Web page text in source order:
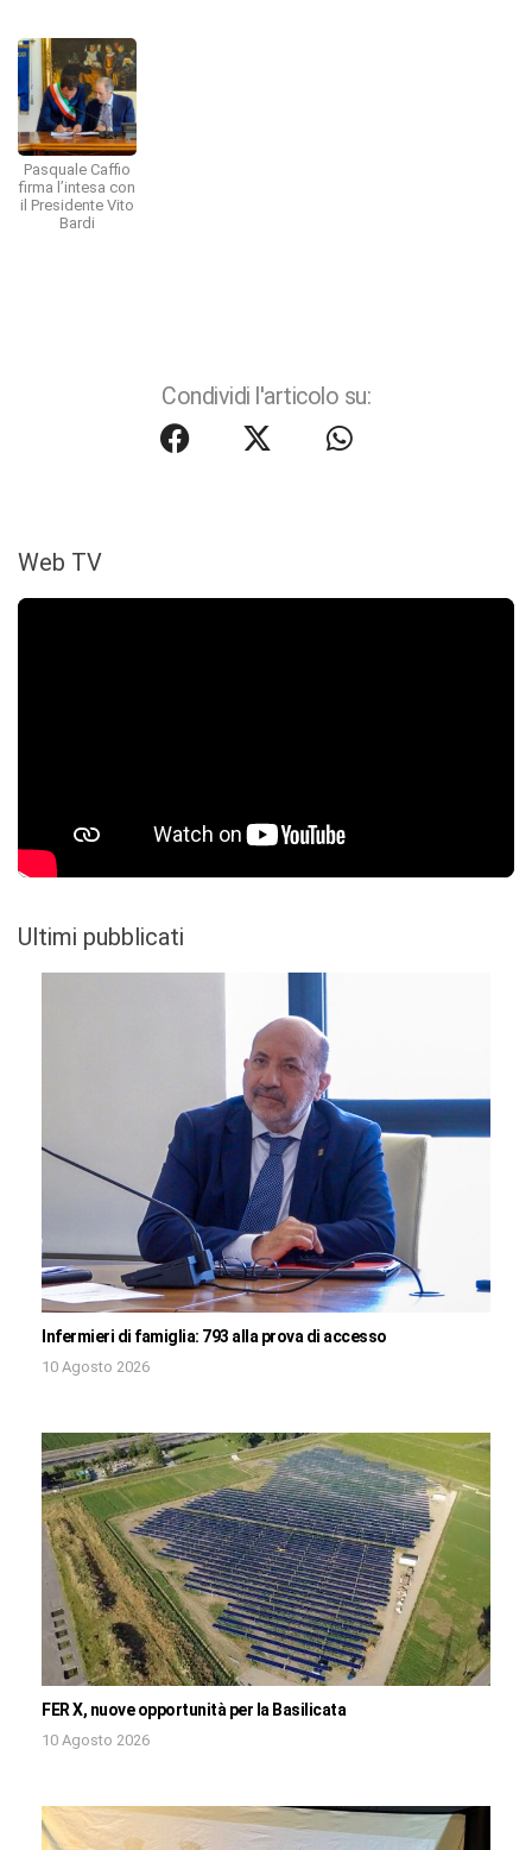
Pasquale Caffio
firma l’intesa con
il Presidente Vito
Bardi
Condividi l'articolo su:
Web TV
Ultimi pubblicati
Infermieri di famiglia: 793 alla prova di accesso
10 Agosto 2026
FER X, nuove opportunità per la Basilicata
10 Agosto 2026